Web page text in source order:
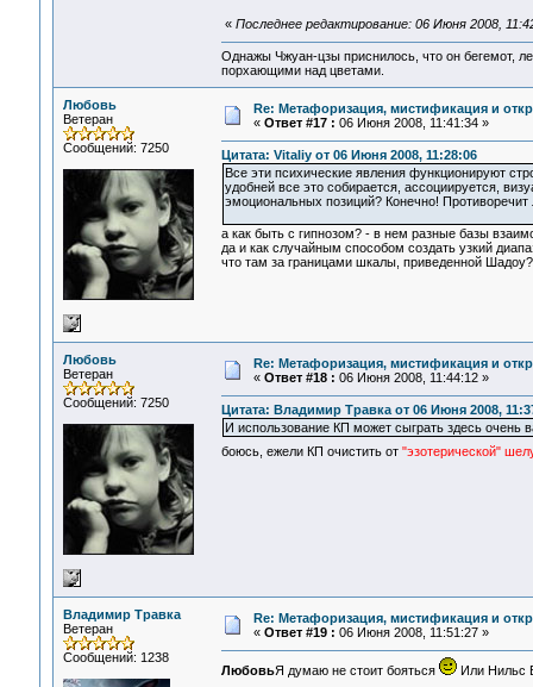
« Последнее редактирование: 06 Июня 2008,
Однажы Чжуан-цзы приснилось, что он бегемот,
порхающими над цветами.
Любовь
Ветеран
Сообщений: 7250
Re: Метафоризация, мистификация и
« Ответ #17 : 06 Июня 2008, 11:41:34 »
Цитата: Vitaliy от 06 Июня 2008, 11:28:06
Все эти психические явления функционируют
удобней все это собирается, ассоциируется,
эмоциональных позиций? Конечно!
а как быть с гипнозом? - в нем разные базы
да и как случайным способом создать узкий
что там за границами шкалы, приведенной Шадоу?
Любовь
Ветеран
Сообщений: 7250
Re: Метафоризация, мистификация и
« Ответ #18 : 06 Июня 2008, 11:44:12 »
Цитата: Владимир Травка от 06 Июня 2008,
И использование КП может сыграть здесь очень
боюсь, ежели КП очистить от "эзотерической"
Владимир Травка
Ветеран
Сообщений: 1238
Re: Метафоризация, мистификация и
« Ответ #19 : 06 Июня 2008, 11:51:27 »
ЛюбовьЯ думаю не стоит бояться
Или Нильс